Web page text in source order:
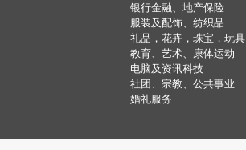
银行金融、地产保险
服装及配饰、纺织品
礼品，花卉，珠宝，玩具
教育、艺术、康体运动
电脑及资讯科技
社团、宗教、公共事业
婚礼服务